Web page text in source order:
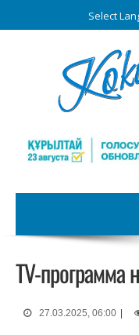
Select
TV-программа
27.03.2025, 06:00